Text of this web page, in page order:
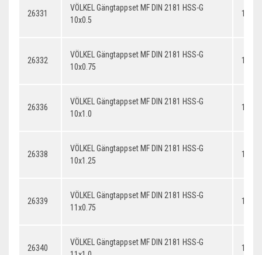
26331
VÖLKEL Gängtappset MF DIN 2181 HSS-G
10x0.5
26332
VÖLKEL Gängtappset MF DIN 2181 HSS-G
10x0.75
26336
VÖLKEL Gängtappset MF DIN 2181 HSS-G
10x1.0
26338
VÖLKEL Gängtappset MF DIN 2181 HSS-G
10x1.25
26339
VÖLKEL Gängtappset MF DIN 2181 HSS-G
11x0.75
26340
VÖLKEL Gängtappset MF DIN 2181 HSS-G